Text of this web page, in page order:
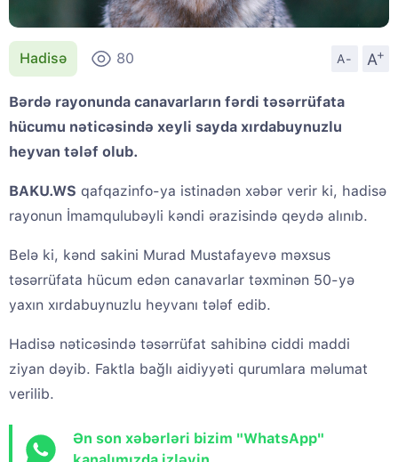
Hadisə 80 A- A
+
Bərdə rayonunda canavarların fərdi təsərrüfata
hücumu nəticəsində xeyli sayda xırdabuynuzlu
heyvan tələf olub.
BAKU.WS qafqazinfo-ya istinadən xəbər verir ki, hadisə
rayonun İmamqulubəyli kəndi ərazisində qeydə alınıb.
Belə ki, kənd sakini Murad Mustafayevə məxsus
təsərrüfata hücum edən canavarlar təxminən 50-yə
yaxın xırdabuynuzlu heyvanı tələf edib.
Hadisə nəticəsində təsərrüfat sahibinə ciddi maddi
ziyan dəyib. Faktla bağlı aidiyyəti qurumlara məlumat
verilib.
Ən son xəbərləri bizim "WhatsApp"